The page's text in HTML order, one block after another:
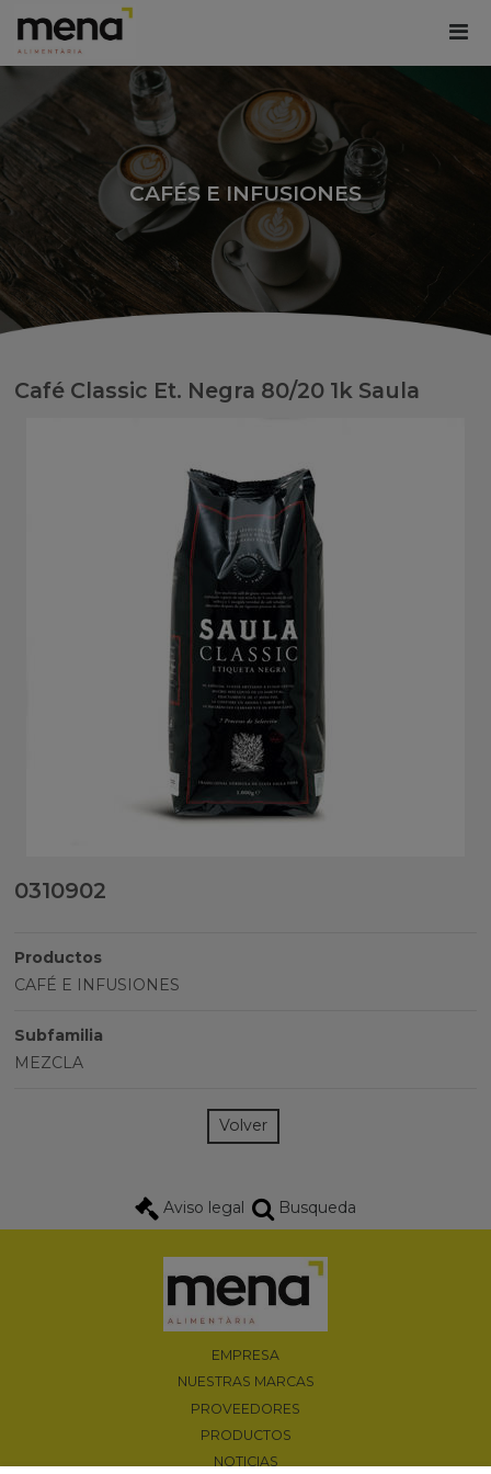
CAFÉS E INFUSIONES
Café Classic Et. Negra 80/20 1k Saula
0310902
Productos
CAFÉ E INFUSIONES
Subfamilia
MEZCLA
Volver
Aviso legal Busqueda
EMPRESA
NUESTRAS MARCAS
PROVEEDORES
PRODUCTOS
NOTICIAS